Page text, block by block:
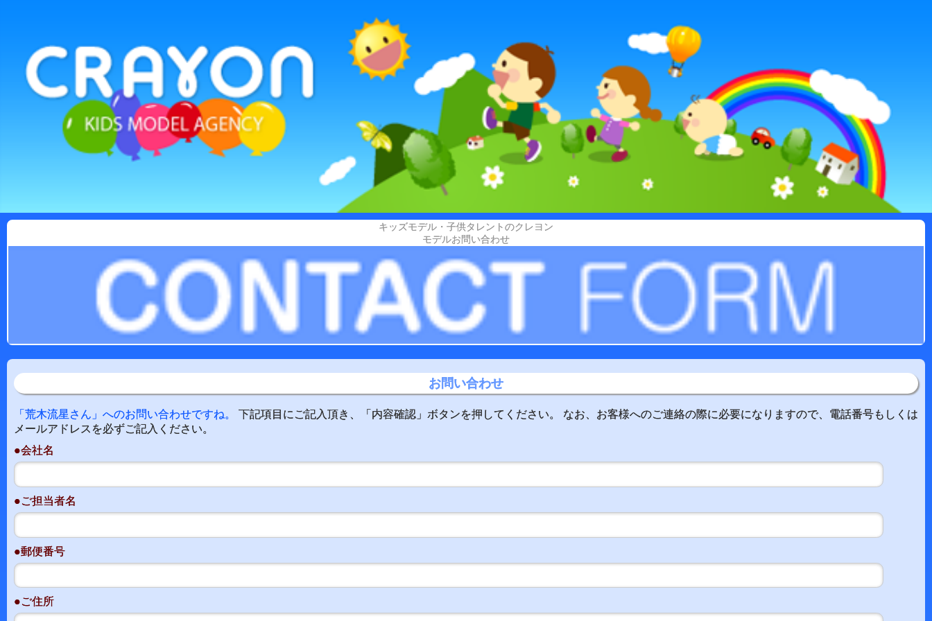
キッズモデル・子供タレントのクレヨン
モデルお問い合わせ
お問い合わせ
「荒木流星さん」へのお問い合わせですね。
下記項目にご記入頂き、「内容確認」ボタンを押してください。 なお、お客様へのご連絡の際に必要になりますので、電話番号もしくは
メールアドレスを必ずご記入ください。
●会社名
●ご担当者名
●郵便番号
●ご住所